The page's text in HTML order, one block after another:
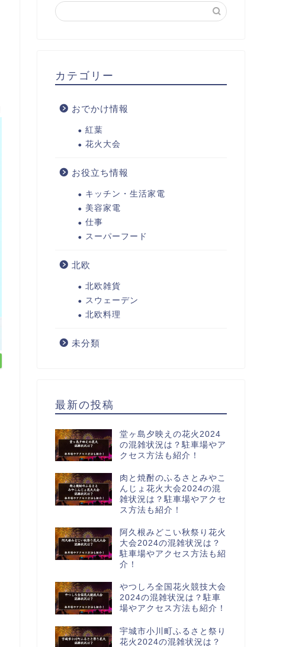
カテゴリー
おでかけ情報
紅葉
花火大会
お役立ち情報
キッチン・生活家電
美容家電
仕事
スーパーフード
北欧
北欧雑貨
スウェーデン
北欧料理
未分類
最新の投稿
堂ヶ島夕映えの花火2024
の混雑状況は？駐車場やア
クセス方法も紹介！
肉と焼酎のふるさとみやこ
んじょ花火大会2024の混
雑状況は？駐車場やアクセ
ス方法も紹介！
阿久根みどこい秋祭り花火
大会2024の混雑状況は？
駐車場やアクセス方法も紹
介！
やつしろ全国花火競技大会
2024の混雑状況は？駐車
場やアクセス方法も紹介！
宇城市小川町ふるさと祭り
花火2024の混雑状況は？